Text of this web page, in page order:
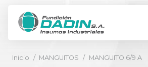
Inicio / MANGUITOS / MANGUITO 6/9 A